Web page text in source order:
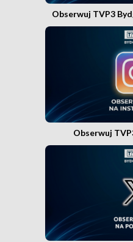
Obserwuj TVP3
Obserwuj